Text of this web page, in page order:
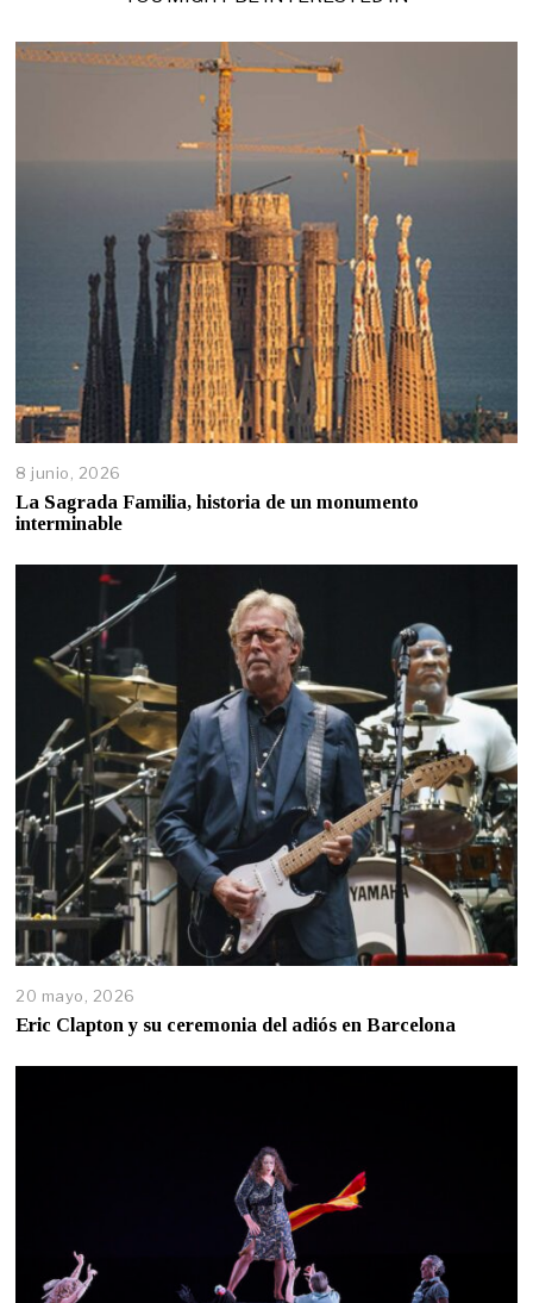
8 junio, 2026
La Sagrada Familia, historia de un monumento
interminable
20 mayo, 2026
Eric Clapton y su ceremonia del adiós en Barcelona